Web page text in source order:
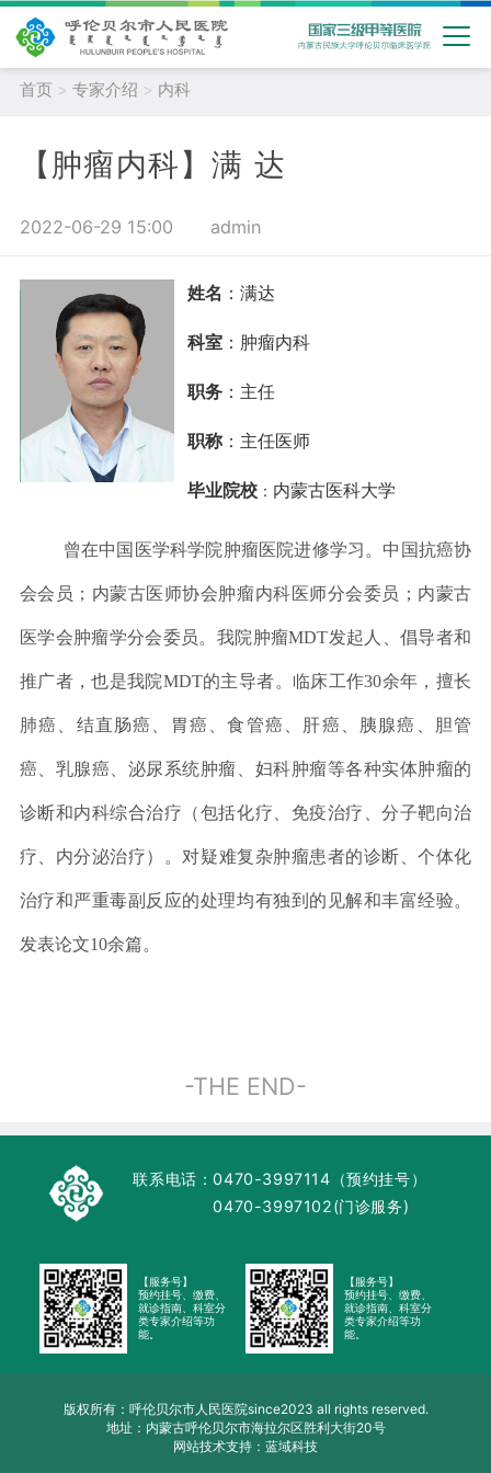
首页 > 专家介绍 > 内科
【肿瘤内科】满 达
2022-06-29 15:00 admin
姓名 ：满达
科室：肿瘤内科
职务：主任
职称：主任医师
毕业院校： 内蒙古医科大学
曾在中国医学科学院肿瘤医院进修学习。中国抗癌协
会会员；内蒙古医师协会肿瘤内科医师分会委员；内蒙古
医学会肿瘤学分会委员。我院肿瘤MDT发起人、倡导者和
推广者，也是我院MDT的主导者。 临床工作30余年，擅长
肺癌、结直肠癌、胃癌、食管癌、肝癌、胰腺癌、胆管
癌、乳腺癌、泌尿系统肿瘤、妇科肿瘤等各种实体肿瘤的
诊断和内科综合治疗（包括化疗、免疫治疗、分子靶向治
疗、内分泌治疗）。 对疑难复杂肿瘤患者的诊断、个体化
治疗和严重毒副反应的处理均有独到的见解和丰富经验。
发表论文10余篇。
-THE END-
联系电话：0470-3997114（预约挂号）
0470-3997102(门诊服务)
【服务号】
预约挂号、缴费、
就诊指南、科室分
类专家介绍等功
能。
【服务号】
预约挂号、缴费、
就诊指南、科室分
类专家介绍等功
能。
版权所有：呼伦贝尔市人民医院since2023 all rights reserved.
地址：内蒙古呼伦贝尔市海拉尔区胜利大街20号
网站技术支持：蓝域科技